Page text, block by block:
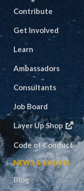
Contribute
Get Involved
Learn
Ambassadors
Consultants
Job Board
Layer Up Shop
Code of Conduct
NEWS & EVENTS
Blog